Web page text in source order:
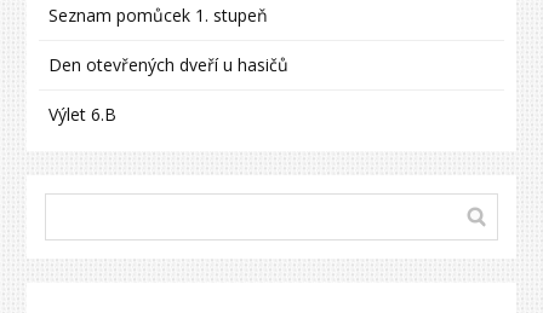
Seznam pomůcek 1. stupeň
Den otevřených dveří u hasičů
Výlet 6.B